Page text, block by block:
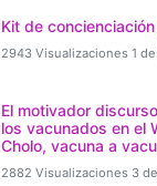
Kit de
2943 Visualizaciones 1
El motivador
los vacunados en el
Cholo, vacuna a
2882 Visualizaciones 3